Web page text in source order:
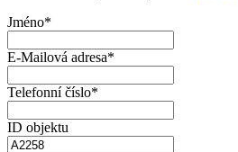
Jméno*
E-Mailová adresa*
Telefonní číslo*
ID objektu